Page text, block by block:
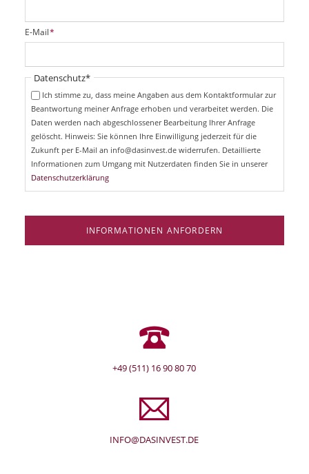
i
c
t
f
P
f
i
E-Mail*
Pflichtfeld
Datenschutz*
Ich stimme zu, dass meine Angaben aus dem Kontaktformular zur
Beantwortung meiner Anfrage erhoben und verarbeitet werden. Die
Daten werden nach abgeschlossener Bearbeitung Ihrer Anfrage
gelöscht. Hinweis: Sie können Ihre Einwilligung jederzeit für die
Zukunft per E-Mail an info@dasinvest.de widerrufen. Detaillierte
Informationen zum Umgang mit Nutzerdaten finden Sie in unserer
Datenschutzerklärung
INFORMATIONEN ANFORDERN
+49 (511) 16 90 80 70
INFO@DASINVEST.DE